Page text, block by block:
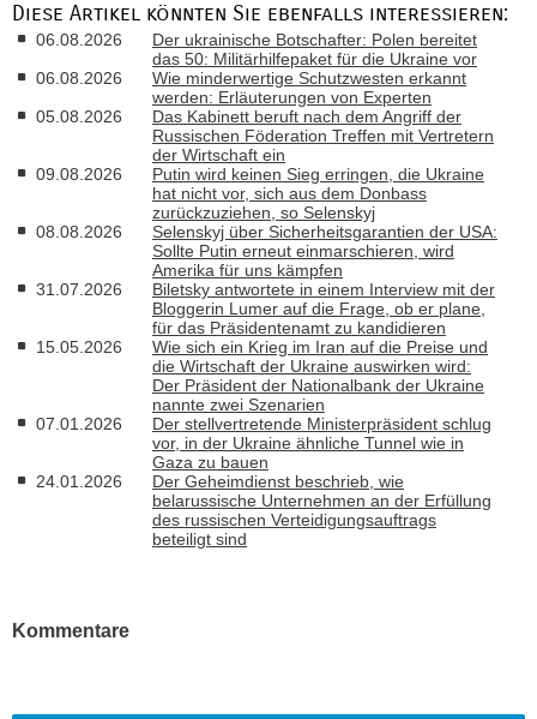
Diese Artikel könnten Sie ebenfalls interessieren:
06.08.2026
Der ukrainische Botschafter: Polen bereitet
das 50: Militärhilfepaket für die Ukraine vor
06.08.2026
Wie minderwertige Schutzwesten erkannt
werden: Erläuterungen von Experten
05.08.2026
Das Kabinett beruft nach dem Angriff der
Russischen Föderation Treffen mit Vertretern
der Wirtschaft ein
09.08.2026
Putin wird keinen Sieg erringen, die Ukraine
hat nicht vor, sich aus dem Donbass
zurückzuziehen, so Selenskyj
08.08.2026
Selenskyj über Sicherheitsgarantien der USA:
Sollte Putin erneut einmarschieren, wird
Amerika für uns kämpfen
31.07.2026
Biletsky antwortete in einem Interview mit der
Bloggerin Lumer auf die Frage, ob er plane,
für das Präsidentenamt zu kandidieren
15.05.2026
Wie sich ein Krieg im Iran auf die Preise und
die Wirtschaft der Ukraine auswirken wird:
Der Präsident der Nationalbank der Ukraine
nannte zwei Szenarien
07.01.2026
Der stellvertretende Ministerpräsident schlug
vor, in der Ukraine ähnliche Tunnel wie in
Gaza zu bauen
24.01.2026
Der Geheimdienst beschrieb, wie
belarussische Unternehmen an der Erfüllung
des russischen Verteidigungsauftrags
beteiligt sind
Kommentare